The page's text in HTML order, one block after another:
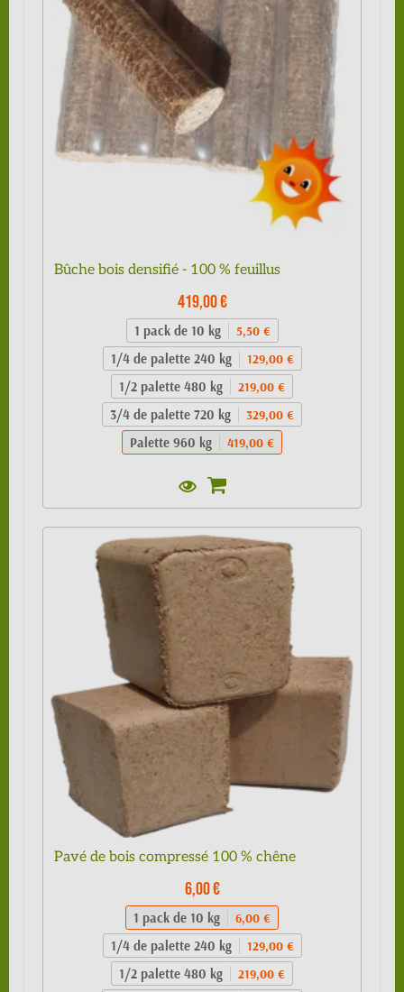
Bûche bois densifié - 100 % feuillus
419,00 €
1 pack de 10 kg 5,50 €
1/4 de palette 240 kg 129,00 €
1/2 palette 480 kg 219,00 €
3/4 de palette 720 kg 329,00 €
Palette 960 kg 419,00 €
Pavé de bois compressé 100 % chêne
6,00 €
1 pack de 10 kg 6,00 €
1/4 de palette 240 kg 129,00 €
1/2 palette 480 kg 219,00 €